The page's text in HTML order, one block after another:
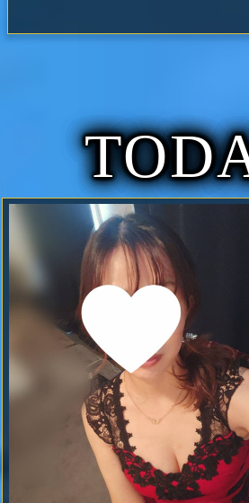
らして頂ければ８
引もさせて頂きま
話番号を御一人様
ください」
2023.03.02
会員証新規作成
10分70分サービスご
2023.03.1
全室テレビ・USEN
ＢＧＭサウンドで
カーのお部屋も御座